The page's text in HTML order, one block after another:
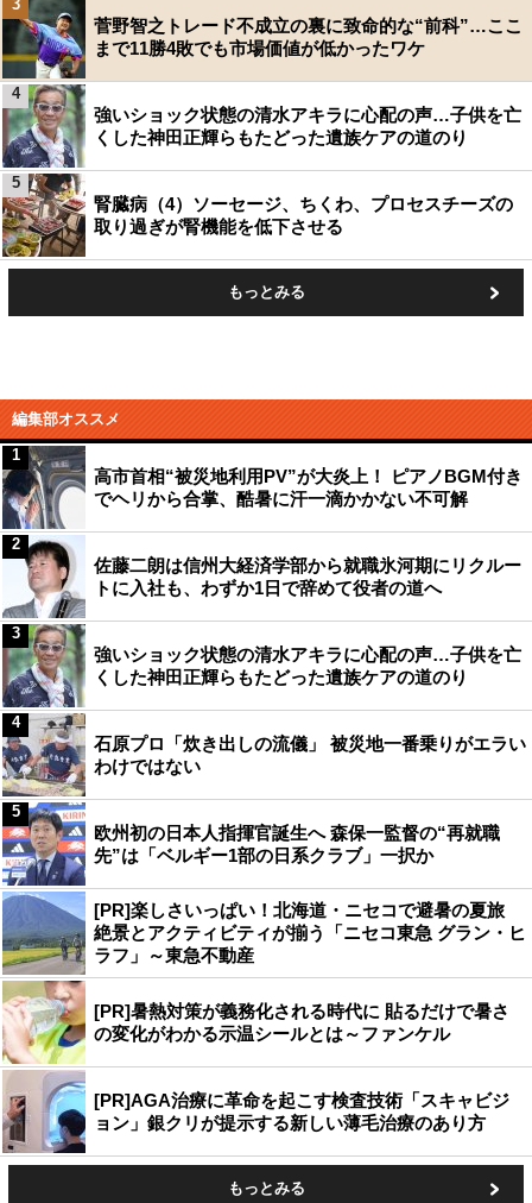
菅野智之トレード不成立の裏に致命的な“前科”…ここ
まで11勝4敗でも市場価値が低かったワケ
3
強いショック状態の清水アキラに心配の声…子供を亡
くした神田正輝らもたどった遺族ケアの道のり
4
腎臓病（4）ソーセージ、ちくわ、プロセスチーズの
取り過ぎが腎機能を低下させる
5
もっとみる
編集部オススメ
高市首相“被災地利用PV”が大炎上！ ピアノBGM付き
でヘリから合掌、酷暑に汗一滴かかない不可解
1
佐藤二朗は信州大経済学部から就職氷河期にリクルー
トに入社も、わずか1日で辞めて役者の道へ
2
強いショック状態の清水アキラに心配の声…子供を亡
くした神田正輝らもたどった遺族ケアの道のり
3
石原プロ「炊き出しの流儀」 被災地一番乗りがエラい
わけではない
4
欧州初の日本人指揮官誕生へ 森保一監督の“再就職
先”は「ベルギー1部の日系クラブ」一択か
5
[PR]楽しさいっぱい！北海道・ニセコで避暑の夏旅
絶景とアクティビティが揃う「ニセコ東急 グラン・ヒ
ラフ」～東急不動産
[PR]暑熱対策が義務化される時代に 貼るだけで暑さ
の変化がわかる示温シールとは～ファンケル
[PR]AGA治療に革命を起こす検査技術「スキャビジ
ョン」銀クリが提示する新しい薄毛治療のあり方
もっとみる